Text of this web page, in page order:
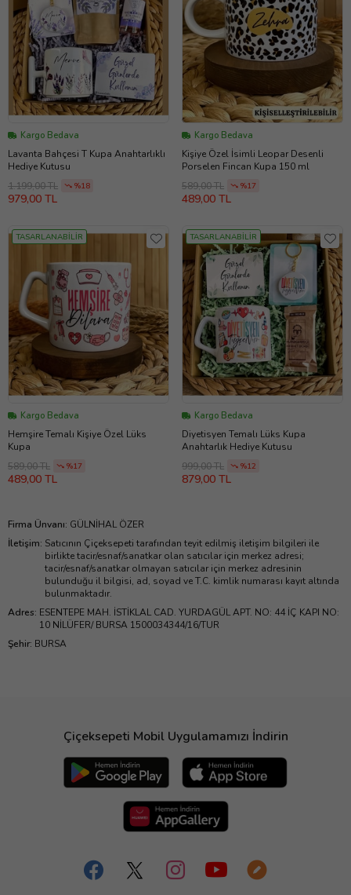
Kargo Bedava
Lavanta Bahçesi T Kupa Anahtarlıklı
Hediye Kutusu
1.199,00 TL
%18
979,00 TL
Kargo Bedava
Kişiye Özel İsimli Leopar Desenli
Porselen Fincan Kupa 150 ml
589,00 TL
%17
489,00 TL
TASARLANABİLİR
Kargo Bedava
Hemşire Temalı Kişiye Özel Lüks
Kupa
589,00 TL
%17
489,00 TL
TASARLANABİLİR
Kargo Bedava
Diyetisyen Temalı Lüks Kupa
Anahtarlık Hediye Kutusu
999,00 TL
%12
879,00 TL
Firma Ünvanı: GÜLNİHAL ÖZER
İletişim: Satıcının Çiçeksepeti tarafından teyit edilmiş iletişim bilgileri ile
birlikte tacir/esnaf/sanatkar olan satıcılar için merkez adresi;
tacir/esnaf/sanatkar olmayan satıcılar için merkez adresinin
bulunduğu il bilgisi, ad, soyad ve T.C. kimlik numarası kayıt altında
bulunmaktadır.
Adres: ESENTEPE MAH. İSTİKLAL CAD. YURDAGÜL APT. NO: 44 İÇ KAPI NO:
10 NİLÜFER/ BURSA 1500034344/16/TUR
Şehir: BURSA
Çiçeksepeti Mobil Uygulamamızı İndirin